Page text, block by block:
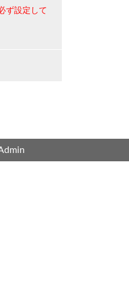
ず設定して